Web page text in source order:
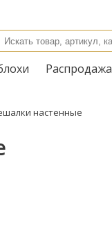
Распродажа
настенные